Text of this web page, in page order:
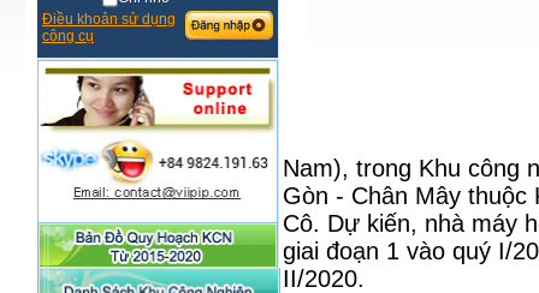
Điều khoản sử dụng
công cụ
Nam), trong Khu công
Gòn - Chân Mây thuộc
Cô. Dự kiến, nhà máy
giai đoạn 1 vào quý I/
II/2020.